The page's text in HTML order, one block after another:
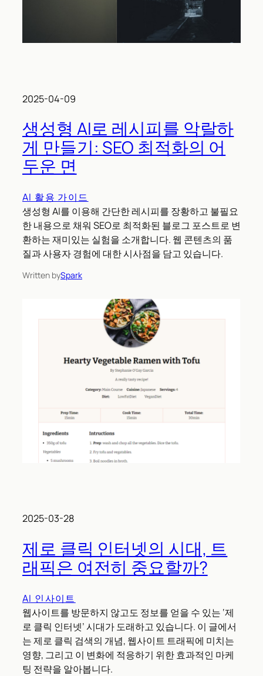
2025-04-09
생성형 AI로 레시피를 악랄하
게 만들기: SEO 최적화의 어
두운 면
AI 활용 가이드
생성형 AI를 이용해 간단한 레시피를 장황하고 불필요
한 내용으로 채워 SEO로 최적화된 블로그 포스트로 변
환하는 재미있는 실험을 소개합니다. 웹 콘텐츠의 품
질과 사용자 경험에 대한 시사점을 담고 있습니다.
Written bySpark
2025-03-28
제로 클릭 인터넷의 시대, 트
래픽은 여전히 중요할까?
AI 인사이트
웹사이트를 방문하지 않고도 정보를 얻을 수 있는 ‘제
로 클릭 인터넷’ 시대가 도래하고 있습니다. 이 글에서
는 제로 클릭 검색의 개념, 웹사이트 트래픽에 미치는
영향, 그리고 이 변화에 적응하기 위한 효과적인 마케
팅 전략을 알아봅니다.